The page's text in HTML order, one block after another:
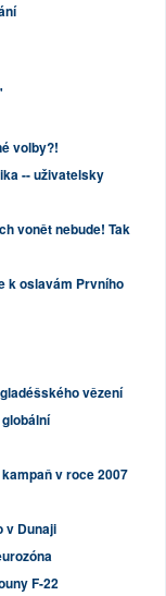
volby?!
-- uživatelsky
vonět nebude! Tak
k oslavám Prvního
vězení
v roce 2007
v Dunaji
F-22